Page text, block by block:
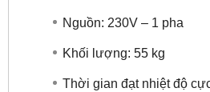
Nguồn: 230V – 1 pha
Khối lượng: 55 kg
Thời gian đạt nhiệt độ